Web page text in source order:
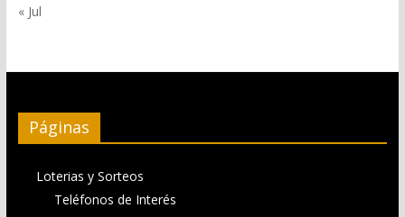
« Jul
Páginas
Loterias y Sorteos
Teléfonos de Interés